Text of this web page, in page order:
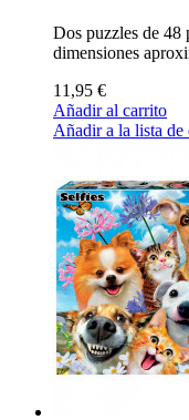
Dos puzzles de 48
dimensiones
11,95 €
Añadir al carrito
Añadir a la lista de